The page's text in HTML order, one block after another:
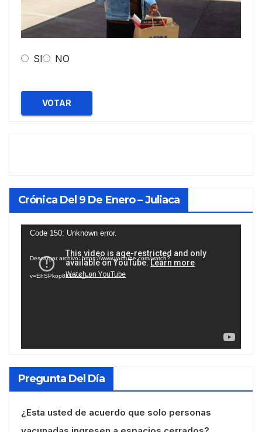
SI NO
VOTAR
Crónica Del 9 De Enero – Juliaca
Reproductor
vídeo
Code 150: Unknown error.
Descargar archivo: https://www.youtube.com/watch?
v=EhSPkop8KPY&_=2
Pregunta Del Día
¿Esta usted de acuerdo que solo personas